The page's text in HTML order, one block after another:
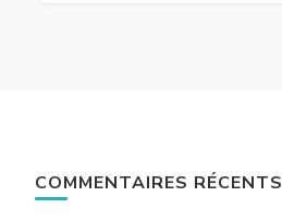
COMMENTAIRES RÉCENTS